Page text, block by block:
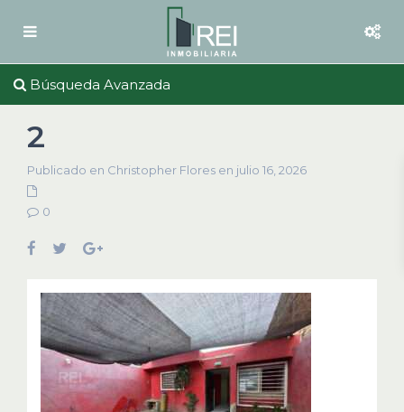
Búsqueda Avanzada
2
Publicado en Christopher Flores en julio 16, 2026
0